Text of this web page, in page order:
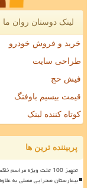
لینک دوستان روان ما
خرید و فروش خودرو
طراحی سایت
فیش حج
قیمت بیسیم باوفنگ
کوتاه کننده لینک
پربیننده ترین ها
تجهیز 100 تخت ویژه
بیمارستان صحرایی مصلی به